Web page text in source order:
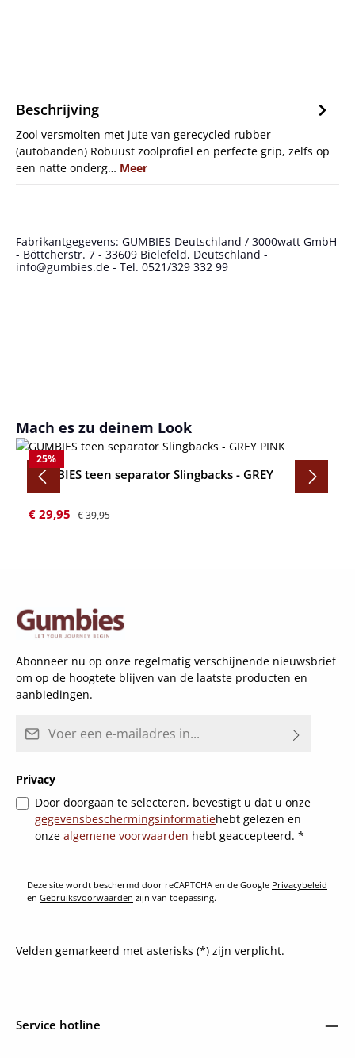
Beschrijving
Zool versmolten met jute van gerecycled rubber
(autobanden) Robuust zoolprofiel en perfecte grip, zelfs op
een natte onderg… Meer
Fabrikantgegevens: GUMBIES Deutschland / 3000watt GmbH
- Böttcherstr. 7 - 33609 Bielefeld, Deutschland -
info@gumbies.de - Tel. 0521/329 332 99
Productgalerij overslaan
Mach es zu deinem Look
25%
GUMBIES teen separator Slingbacks - GREY
PINK
Verkoopprijs:
€ 29,95 Normale prijs:
€ 39,95
Abonneer nu op onze regelmatig verschijnende nieuwsbrief
om op de hoogtete blijven van de laatste producten en
aanbiedingen.
Privacy
Door doorgaan te selecteren, bevestigt u dat u onze
gegevensbeschermingsinformatiehebt gelezen en
onze algemene voorwaarden hebt geaccepteerd. *
Deze site wordt beschermd door reCAPTCHA en de Google Privacybeleid
en Gebruiksvoorwaarden zijn van toepassing.
Velden gemarkeerd met asterisks (*) zijn verplicht.
Service hotline